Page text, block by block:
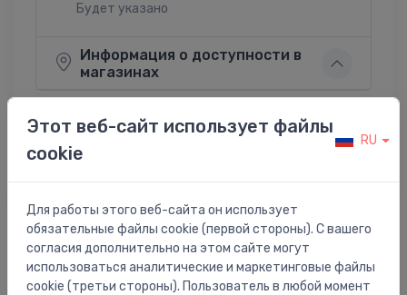
Будет указано
Информация о доступности в
магазинах
Описание товара
Этот веб-сайт использует файлы
cookie
RU
Для работы этого веб-сайта он использует
обязательные файлы cookie (первой стороны). С вашего
согласия дополнительно на этом сайте могут
использоваться аналитические и маркетинговые файлы
cookie (третьи стороны). Пользователь в любой момент